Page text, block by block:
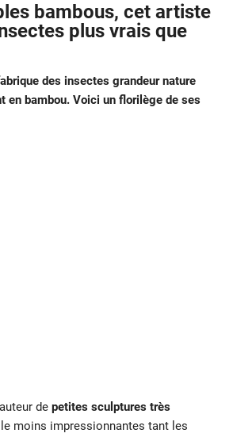
bambous, cet artiste
plus vrais que
des insectes grandeur nature
en bambou. Voici un florilège de ses
de petites sculptures très
moins impressionnantes tant les